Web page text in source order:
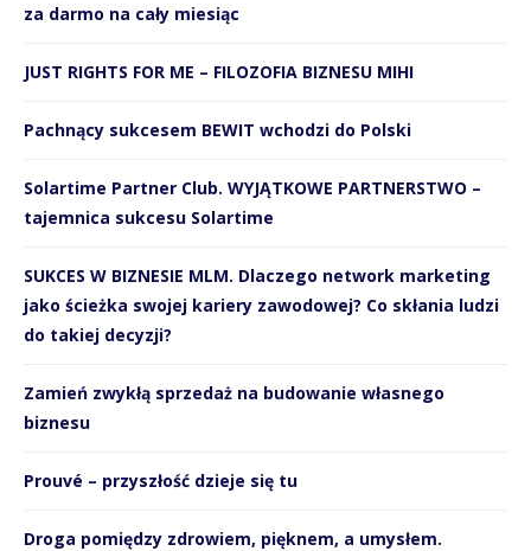
za darmo na cały miesiąc
JUST RIGHTS FOR ME – FILOZOFIA BIZNESU MIHI
Pachnący sukcesem BEWIT wchodzi do Polski
Solartime Partner Club. WYJĄTKOWE PARTNERSTWO –
tajemnica sukcesu Solartime
SUKCES W BIZNESIE MLM. Dlaczego network marketing
jako ścieżka swojej kariery zawodowej? Co skłania ludzi
do takiej decyzji?
Zamień zwykłą sprzedaż na budowanie własnego
biznesu
Prouvé – przyszłość dzieje się tu
Droga pomiędzy zdrowiem, pięknem, a umysłem.